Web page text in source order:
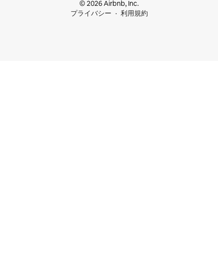
© 2026 Airbnb, Inc.
プライバシー
利用規約